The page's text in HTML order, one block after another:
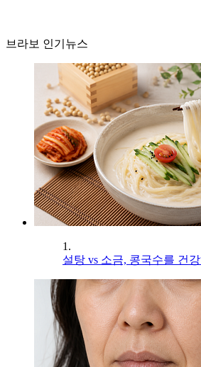
브라보 인기뉴스
1.
설탕 vs 소금, 콩국수를 건